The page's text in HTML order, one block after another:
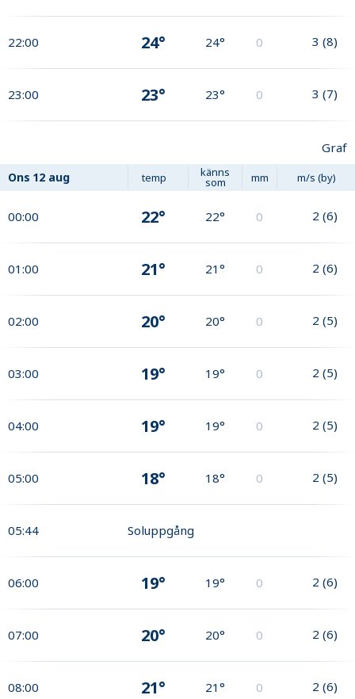
22:00 24° 24° 0 3 (8)
23:00 23° 23° 0 3 (7)
Graf
Ons 12 aug temp känns
som mm m/s (by)
00:00 22° 22° 0 2 (6)
01:00 21° 21° 0 2 (6)
02:00 20° 20° 0 2 (5)
03:00 19° 19° 0 2 (5)
04:00 19° 19° 0 2 (5)
05:00 18° 18° 0 2 (5)
05:44 Soluppgång
06:00 19° 19° 0 2 (6)
07:00 20° 20° 0 2 (6)
08:00 21° 21° 0 2 (6)